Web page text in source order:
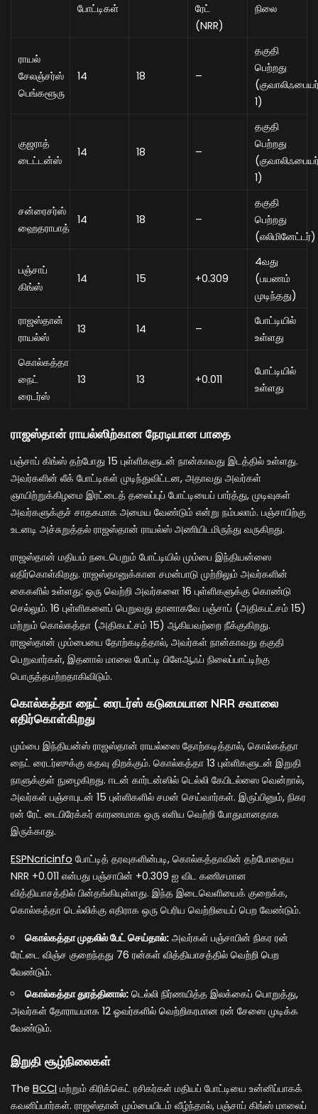
போட்டிகள்
ரேட்
(NRR)
நிலை
ராயல்
சேலஞ்சர்ஸ்
பெங்களூரு
14 18 –
தகுதி
பெற்றது
1)
குஜராத்
டைட்டன்ஸ்
14 18 –
தகுதி
பெற்றது
1)
சன்ரைசர்ஸ்
ஹைதராபாத்
14 18 –
தகுதி
பெற்றது
(எலிமினேட்டர்)
பஞ்சாப்
கிங்ஸ்
14 15 +0.309
4வது
(பயணம்
முடிந்தது)
ராஜஸ்தான்
ராயல்ஸ்
13 14 –
போட்டியில்
உள்ளது
கொல்கத்தா
நைட்
ரைடர்ஸ்
13 13 +0.011
போட்டியில்
உள்ளது
ராஜஸ்தான் ராயல்ஸிற்கான நேரடியான பாதை
பஞ்சாப் கிங்ஸ் தற்போது 15 புள்ளிகளுடன் நான்காவது இடத்தில் உள்ளது.
அவர்களின் லீக் போட்டிகள் முடிந்துவிட்டன, அதாவது அவர்கள்
ஞாயிற்றுக்கிழமை இரட்டைத் தலைப்புப் போட்டியைப் பார்த்து, முடிவுகள்
அவர்களுக்குச் சாதகமாக அமைய வேண்டும் என்று நம்பலாம். பஞ்சாபிற்கு
உடனடி அச்சுறுத்தல் ராஜஸ்தான் ராயல்ஸ் அணியிடமிருந்து வருகிறது.
ராஜஸ்தான் மதியம் நடைபெறும் போட்டியில் மும்பை இந்தியன்ஸை
எதிர்கொள்கிறது. ராஜஸ்தானுக்கான சமன்பாடு முற்றிலும் அவர்களின்
கைகளில் உள்ளது: ஒரு வெற்றி அவர்களை 16 புள்ளிகளுக்கு கொண்டு
செல்லும். 16 புள்ளிகளைப் பெறுவது தானாகவே பஞ்சாப் (அதிகபட்சம் 15)
மற்றும் கொல்கத்தா (அதிகபட்சம் 15) ஆகியவற்றை நீக்குகிறது.
ராஜஸ்தான் மும்பையை தோற்கடித்தால், அவர்கள் நான்காவது தகுதி
பெறுவார்கள், இதனால் மாலை போட்டி பிளேஆஃப் நிலைப்பாட்டிற்கு
பொருத்தமற்றதாகிவிடும்.
கொல்கத்தா நைட் ரைடர்ஸ் கடுமையான NRR சவாலை
எதிர்கொள்கிறது
மும்பை இந்தியன்ஸ் ராஜஸ்தான் ராயல்ஸை தோற்கடித்தால், கொல்கத்தா
நைட் ரைடர்ஸுக்கு கதவு திறக்கும். கொல்கத்தா 13 புள்ளிகளுடன் இறுதி
நாளுக்குள் நுழைகிறது. ஈடன் கார்டன்ஸில் டெல்லி கேபிடல்ஸை வென்றால்,
அவர்கள் பஞ்சாபுடன் 15 புள்ளிகளில் சமன் செய்வார்கள். இருப்பினும், நிகர
ரன் ரேட் டைபிரேக்கர் காரணமாக ஒரு எளிய வெற்றி போதுமானதாக
இருக்காது.
ESPNcricinfo போட்டித் தரவுகளின்படி, கொல்கத்தாவின் தற்போதைய
NRR +0.011 என்பது பஞ்சாபின் +0.309 ஐ விட கணிசமான
வித்தியாசத்தில் பின்தங்கியுள்ளது. இந்த இடைவெளியைக் குறைக்க,
கொல்கத்தா டெல்லிக்கு எதிராக ஒரு பெரிய வெற்றியைப் பெற வேண்டும்.
கொல்கத்தா முதலில் பேட் செய்தால்: அவர்கள் பஞ்சாபின் நிகர ரன்
ரேட்டை விஞ்ச குறைந்தது 76 ரன்கள் வித்தியாசத்தில் வெற்றி பெற
வேண்டும்.
கொல்கத்தா துரத்தினால்: டெல்லி நிர்ணயித்த இலக்கைப் பொறுத்து,
அவர்கள் தோராயமாக 12 ஓவர்களில் வெற்றிகரமான ரன் சேஸை முடிக்க
வேண்டும்.
இறுதி சூழ்நிலைகள்
The BCCI மற்றும் கிரிக்கெட் ரசிகர்கள் மதியப் போட்டியை உன்னிப்பாகக்
கவனிப்பார்கள். ராஜஸ்தான் மும்பையிடம் வீழ்ந்தால், பஞ்சாப் கிங்ஸ் மாலைப்